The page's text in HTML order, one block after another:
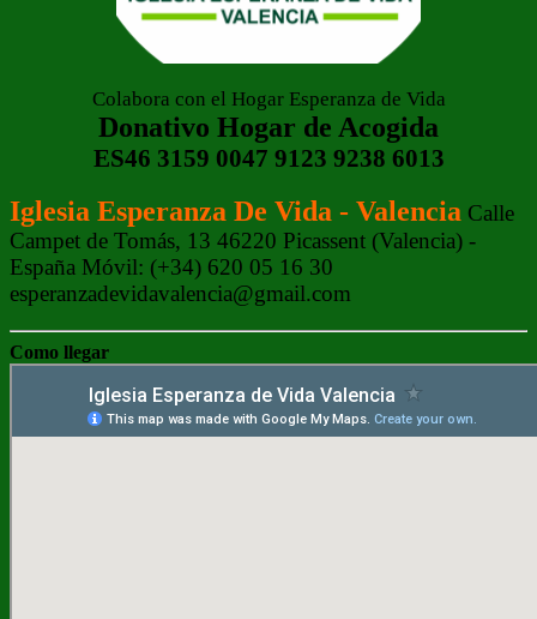
Colabora con el Hogar Esperanza de Vida
Donativo Hogar de Acogida
ES46 3159 0047 9123 9238 6013
Iglesia Esperanza De Vida - Valencia Calle
Campet de Tomás, 13 46220 Picassent (Valencia) -
España Móvil: (+34) 620 05 16 30
esperanzadevidavalencia@gmail.com
Como llegar